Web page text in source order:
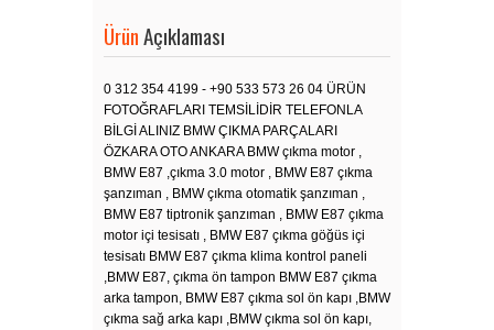
Ürün Açıklaması
0 312 354 4199 - +90 533 573 26 04 ÜRÜN
FOTOĞRAFLARI TEMSİLİDİR TELEFONLA
BİLGİ ALINIZ BMW ÇIKMA PARÇALARI
ÖZKARA OTO ANKARA BMW çıkma motor ,
BMW E87 ,çıkma 3.0 motor , BMW E87 çıkma
şanzıman , BMW çıkma otomatik şanzıman ,
BMW E87 tiptronik şanzıman , BMW E87 çıkma
motor içi tesisatı , BMW E87 çıkma göğüs içi
tesisatı BMW E87 çıkma klima kontrol paneli
,BMW E87, çıkma ön tampon BMW E87 çıkma
arka tampon, BMW E87 çıkma sol ön kapı ,BMW
çıkma sağ arka kapı ,BMW çıkma sol ön kapı,